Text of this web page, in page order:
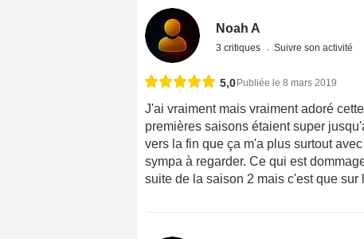
Noah A
3 critiques Suivre son activité
5,0Publiée le 8 mars 2019
J'ai vraiment mais vraiment adoré
premières saisons étaient super
vers la fin que ça m'a plus surtout
sympa à regarder. Ce qui est
suite de la saison 2 mais c'est que sur